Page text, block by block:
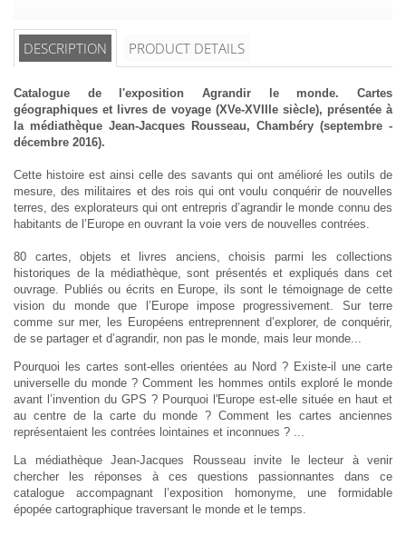
DESCRIPTION PRODUCT DETAILS
Catalogue de l'exposition Agrandir le monde. Cartes
géographiques et livres de voyage (XVe-XVIIIe siècle), présentée à
la médiathèque Jean-Jacques Rousseau, Chambéry (septembre -
décembre 2016).
Cette histoire est ainsi celle des savants qui ont amélioré les outils de
mesure, des militaires et des rois qui ont voulu conquérir de nouvelles
terres, des explorateurs qui ont entrepris d’agrandir le monde connu des
habitants de l’Europe en ouvrant la voie vers de nouvelles contrées.
80 cartes, objets et livres anciens, choisis parmi les collections
historiques de la médiathèque, sont présentés et expliqués dans cet
ouvrage. Publiés ou écrits en Europe, ils sont le témoignage de cette
vision du monde que l’Europe impose progressivement. Sur terre
comme sur mer, les Européens entreprennent d’explorer, de conquérir,
de se partager et d’agrandir, non pas le monde, mais leur monde...
Pourquoi les cartes sont-elles orientées au Nord ? Existe-il une carte
universelle du monde ? Comment les hommes ontils exploré le monde
avant l’invention du GPS ? Pourquoi l'Europe est-elle située en haut et
au centre de la carte du monde ? Comment les cartes anciennes
représentaient les contrées lointaines et inconnues ? ...
La médiathèque Jean-Jacques Rousseau invite le lecteur à venir
chercher les réponses à ces questions passionnantes dans ce
catalogue accompagnant l’exposition homonyme, une formidable
épopée cartographique traversant le monde et le temps.